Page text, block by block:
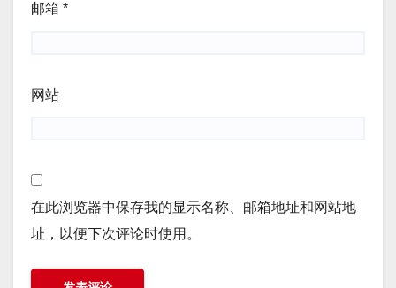
邮箱 *
网站
在此浏览器中保存我的显示名称、邮箱地址和网站地
址，以便下次评论时使用。